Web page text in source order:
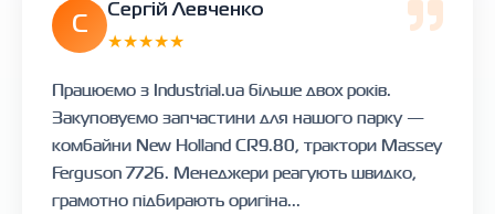
С
Сергій Левченко
★★★★★
Працюємо з Industrial.ua більше двох років.
Закуповуємо запчастини для нашого парку —
комбайни New Holland CR9.80, трактори Massey
Ferguson 7726. Менеджери реагують швидко,
грамотно підбирають оригіна...